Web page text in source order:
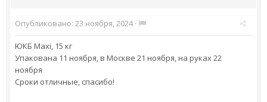
Опубликовано: 23 ноября, 2024·
ЮКБ Maxi, 15 кг
Упакована 11 ноября, в Москве 21 ноября, на руках 22
ноября
Сроки отличные, спасибо!